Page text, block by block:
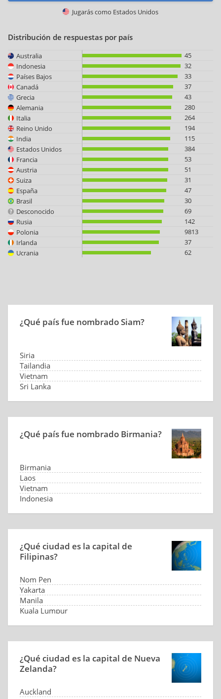
Jugarás como Estados Unidos
Distribución de respuestas por país
Australia
45
Indonesia
32
Países Bajos
33
Canadá
37
Grecia
43
Alemania
280
Italia
264
Reino Unido
194
India
115
Estados Unidos
384
Francia
53
Austria
51
Suiza
31
España
47
Brasil
30
Desconocido
69
Rusia
142
Polonia
9813
Irlanda
37
Ucrania
62
¿Qué país fue nombrado Siam?
Siria
Tailandia
Vietnam
Sri Lanka
¿Qué país fue nombrado Birmania?
Birmania
Laos
Vietnam
Indonesia
¿Qué ciudad es la capital de
Filipinas?
Nom Pen
Yakarta
Manila
Kuala Lumpur
¿Qué ciudad es la capital de Nueva
Zelanda?
Auckland